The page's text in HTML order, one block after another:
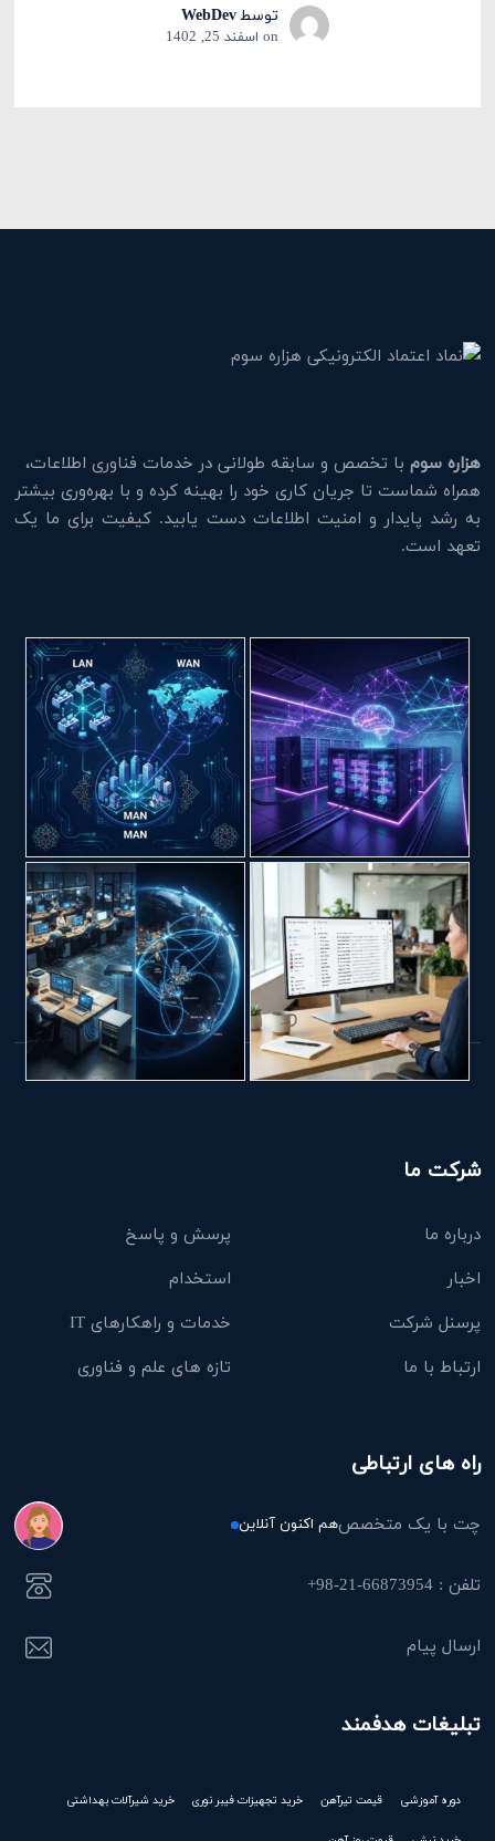
توسطWebDev
on اسفند 25, 1402
هزاره سوم با تخصص و سابقه طولانی در خدمات فناوری اطلاعات،
همراه شماست تا جریان کاری خود را بهینه کرده و با بهره‌وری بیشتر
به رشد پایدار و امنیت اطلاعات دست یابید. کیفیت برای ما یک
تعهد است.
شرکت ما
درباره ما
پرسش و پاسخ
اخبار
استخدام
پرسنل شرکت
خدمات و راهکارهای IT
ارتباط با ما
تازه های علم و فناوری
راه های ارتباطی
چت با یک متخصصهم اکنون آنلاین
تلفن : 66873954-21-98+
ارسال پیام
تبلیغات هدفمند
دوره آموزشی قیمت تیرآهن خرید تجهیزات فیبر نوری خرید شیرآلات بهداشتی